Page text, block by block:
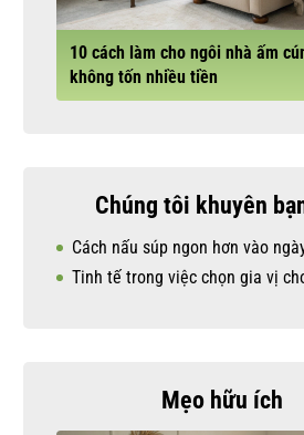
10 cách làm cho ngôi nhà ấm
không tốn nhiều tiền
Chúng tôi khuyên
Cách nấu súp ngon hơn vào
Tinh tế trong việc chọn gia vị
Mẹo hữu ích